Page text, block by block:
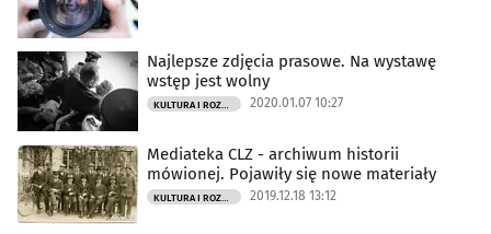
Najlepsze zdjęcia prasowe. Na wystawę
wstęp jest wolny
2020.01.07 10:27
Mediateka CLZ - archiwum historii
mówionej. Pojawiły się nowe materiały
2019.12.18 13:12